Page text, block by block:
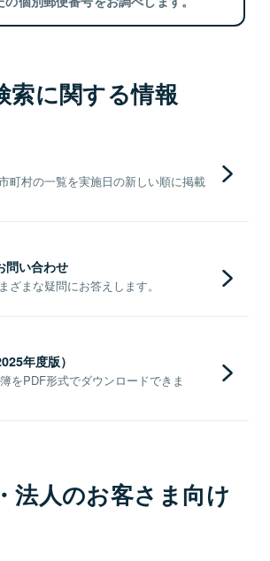
索に関する情報
町村の一覧を実施日の新しい順に掲載
問い合わせ
ざまな疑問にお答えします。
年度版）
をPDF形式でダウンロードできま
法人のお客さま向け